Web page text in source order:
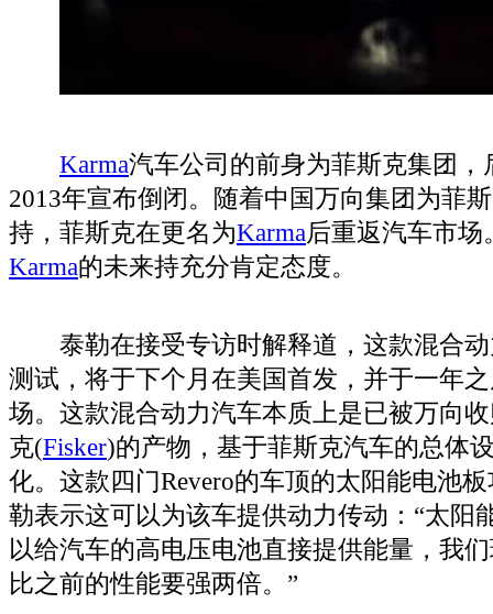
Karma汽车公司的前身为菲斯克集团
2013年宣布倒闭。随着中国万向集团为菲
持，菲斯克在更名为Karma后重返汽车市
Karma的未来持充分肯定态度。
泰勒在接受专访时解释道，这款混合动
测试，将于下个月在美国首发，并于一年
场。这款混合动力汽车本质上是已被万向
克(Fisker)的产物，基于菲斯克汽车的总体
化。这款四门Revero的车顶的太阳能电池
勒表示这可以为该车提供动力传动：“太阳
以给汽车的高电压电池直接提供能量，我
比之前的性能要强两倍。”